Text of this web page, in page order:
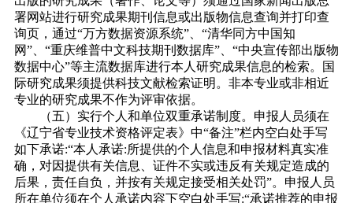
署网站进行研究成果期刊信息或出版物信息查询并打印查
询页，通过“万方数据资源系统”、“清华同方中国知
网”、“重庆维普中文科技期刊数据库”、“中央宣传部出版物
数据中心”等主流数据库进行本人研究成果信息的检索。国
际研究成果须提供科技文献检索证明。非本专业或非相近
专业的研究成果不作为评审依据。
（五）实行个人和单位双重承诺制度。申报人员须在
《辽宁省专业技术资格评定表》中“备注”栏内空白处手写
如下承诺:“本人承诺:所提供的个人信息和申报材料真实准
确，对因提供有关信息、证件不实或违反有关规定造成的
后果，责任自负，并按有关规定接受相关处罚”。申报人员
所在单位须在个人承诺内容下空白处手写:“承诺推荐的申报